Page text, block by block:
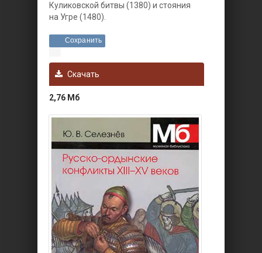
Куликовской битвы (1380) и стояния
на Угре (1480).
Сохранить
Скачать
2,76 Мб